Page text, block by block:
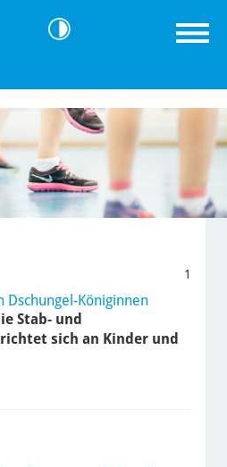
1
Dschungel-Königinnen
Stab- und
sich an Kinder und